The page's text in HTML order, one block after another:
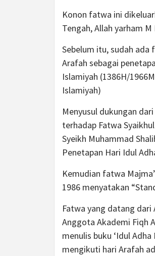
Konon fatwa ini
Tengah, Allah yarham
Sebelum itu, sudah ada
Arafah sebagai
Islamiyah (1386H/
Islamiyah)
Menyusul dukungan
terhadap Fatwa
Syeikh Muhammad
Penetapan Hari Idul
Kemudian fatwa
1986 menyatakan
Fatwa yang datang dari
Anggota Akademi Fiqh
menulis buku ‘Idul
mengikuti hari Arafah